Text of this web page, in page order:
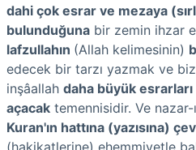
dahi çok esrar ve mezaya
bulunduğuna bir zemin ihzar
lafzullahın (Allah kelimesinin)
edecek bir tarzı yazmak ve
inşâallah daha büyük
açacak temennisidir. Ve
Kuran'ın hattına (yazısına)
(hakikatlerine) ehemmiyetle